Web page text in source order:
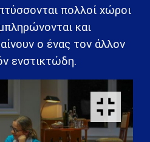
πολλοί χώροι
και
ο ένας τον άλλον
ενστικτώδη.